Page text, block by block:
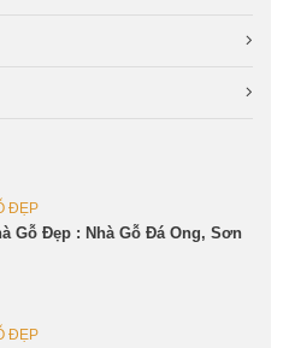
ĐẸP
Gỗ Đẹp : Nhà Gỗ Đá Ong, Sơn
ĐẸP